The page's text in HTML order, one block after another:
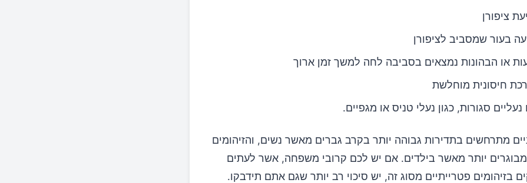
ציפורן
בעור שמסביב לציפורן
או הבהונות נמצאים בסביבה לחה למשך זמן ארוך
חיסונית מוחלשת
נעליים סגורות, כגון נעלי טניס או מגפיים.
מתרחשים בתדירות גבוהה יותר בקרב גברים מאשר נשים, והזיהומים
יותר מאשר בילדים. אם יש לכם קרובי משפחה, אשר לעתים
בזיהומים פטרייתיים מסוג זה, יש סיכוי רב יותר שגם אתם תידבקו.